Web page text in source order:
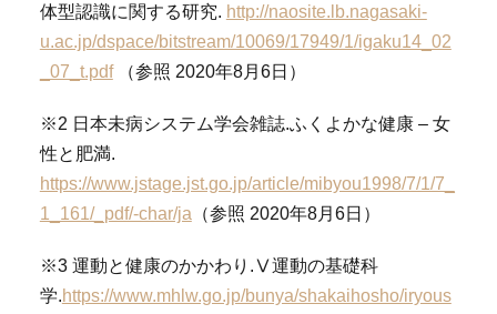
体型認識に関する研究. http://naosite.lb.nagasaki-
u.ac.jp/dspace/bitstream/10069/17949/1/igaku14_02
_07_t.pdf（参照 2020年8月6日）
※2 日本未病システム学会雑誌.ふくよかな健康 – 女
性と肥満.
https://www.jstage.jst.go.jp/article/mibyou1998/7/1/7_
1_161/_pdf/-char/ja （参照 2020年8月6日）
※3 運動と健康のかかわり.Ⅴ運動の基礎科
学.https://www.mhlw.go.jp/bunya/shakaihosho/iryous